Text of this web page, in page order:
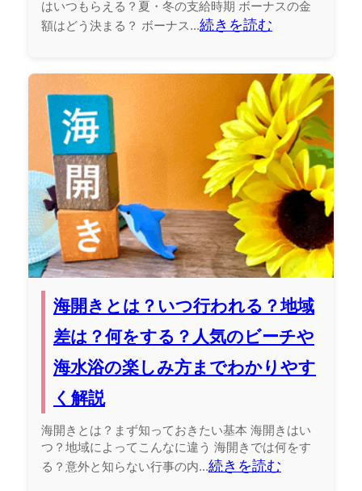
はいつもらえる？夏・冬の支給時期 ボーナスの金
額はどう決まる？ ボーナス...続きを読む
海開きとは？いつ行われる？地域
差は？何をする？人気のビーチや
海水浴の楽しみ方までわかりやす
く解説
海開きとは？まず知っておきたい基本 海開きはい
つ？地域によってこんなに違う 海開きでは何をす
る？意外と知らない行事の内...続きを読む